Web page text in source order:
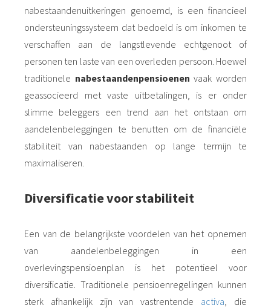
nabestaandenuitkeringen genoemd, is een financieel
ondersteuningssysteem dat bedoeld is om inkomen te
verschaffen aan de langstlevende echtgenoot of
personen ten laste van een overleden persoon. Hoewel
traditionele nabestaandenpensioenen vaak worden
geassocieerd met vaste uitbetalingen, is er onder
slimme beleggers een trend aan het ontstaan om
aandelenbeleggingen te benutten om de financiële
stabiliteit van nabestaanden op lange termijn te
maximaliseren.
Diversificatie voor stabiliteit
Een van de belangrijkste voordelen van het opnemen
van aandelenbeleggingen in een
overlevingspensioenplan is het potentieel voor
diversificatie. Traditionele pensioenregelingen kunnen
sterk afhankelijk zijn van vastrentende activa , die